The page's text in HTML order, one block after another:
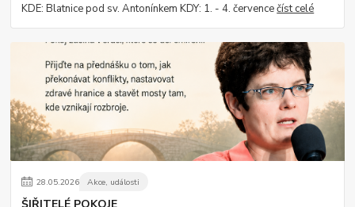
KDE: Blatnice pod sv. Antonínkem KDY: 1. - 4. červencečíst celé
28.05.2026 Akce, události